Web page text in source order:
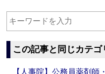
この記事と同じカテ
【人事院】公務員薬剤師